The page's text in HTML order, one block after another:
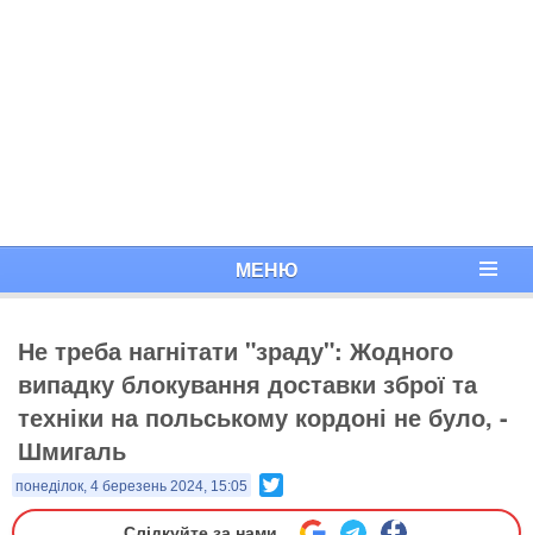
МЕНЮ
Не треба нагнітати "зраду": Жодного
випадку блокування доставки зброї та
техніки на польському кордоні не було, -
Шмигаль
понеділок, 4 березень 2024, 15:05